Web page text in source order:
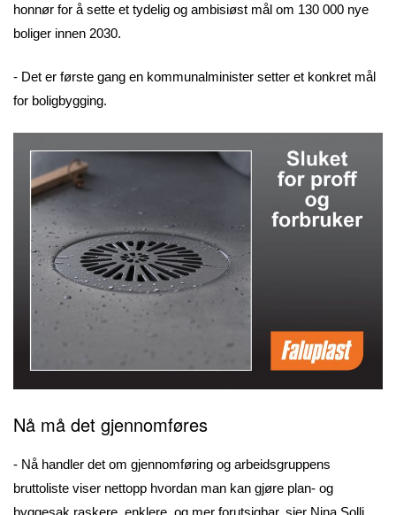
honnør for å sette et tydelig og ambisiøst mål om 130 000 nye
boliger innen 2030.
- Det er første gang en kommunalminister setter et konkret mål
for boligbygging.
Nå må det gjennomføres
- Nå handler det om gjennomføring og arbeidsgruppens
bruttoliste viser nettopp hvordan man kan gjøre plan- og
byggesak raskere, enklere, og mer forutsigbar, sier Nina Solli,